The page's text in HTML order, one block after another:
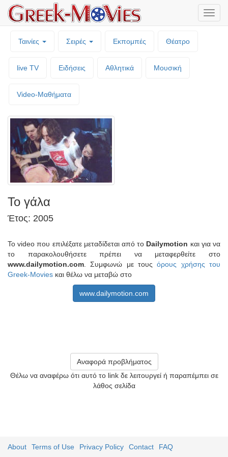
Ταινίες Σειρές Εκπομπές Θέατρο
live TV Ειδήσεις Αθλητικά Μουσική
Video-Mαθήματα
Το γάλα
Έτος: 2005
Το video που επιλέξατε μεταδίδεται από το Dailymotion και για να
το παρακολουθήσετε πρέπει να μεταφερθείτε στο
www.dailymotion.com . Συμφωνώ με τουςόρους χρήσης του
Greek-Movies και θέλω να μεταβώ στο
www.dailymotion.com
Αναφορά προβλήματος
Θέλω να αναφέρω ότι αυτό το link δε λειτουργεί ή παραπέμπει σε
λάθος σελίδα
About Terms of Use Privacy Policy Contact FAQ